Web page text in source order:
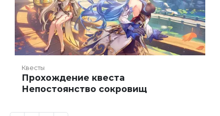
Квесты
Прохождение квеста
Непостоянство сокровищ